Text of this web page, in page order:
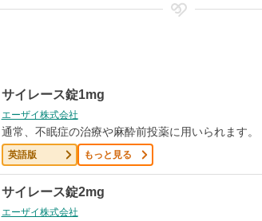
サイレース錠1mg
エーザイ株式会社
通常、不眠症の治療や麻酔前投薬に用いられます。
英語版 もっと見る
サイレース錠2mg
エーザイ株式会社